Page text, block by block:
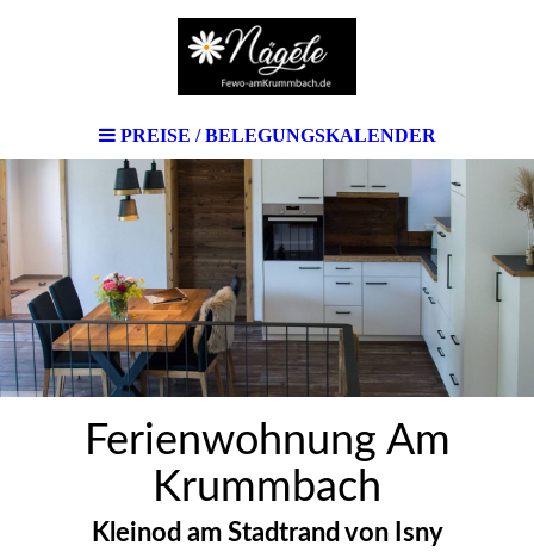
PREISE / BELEGUNGSKALENDER
Ferienwohnung Am
Krummbach
Kleinod am Stadtrand von Isny